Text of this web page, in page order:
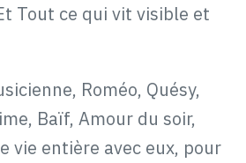
Tout ce qui vit visible et
Roméo, Quésy,
Baïf, Amour du soir,
vie entière avec eux, pour